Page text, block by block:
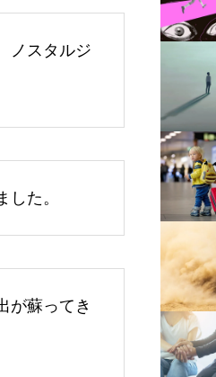
ノスタルジ
た。
が蘇ってき